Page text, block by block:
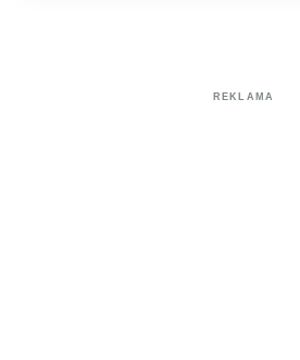
REKLAMA